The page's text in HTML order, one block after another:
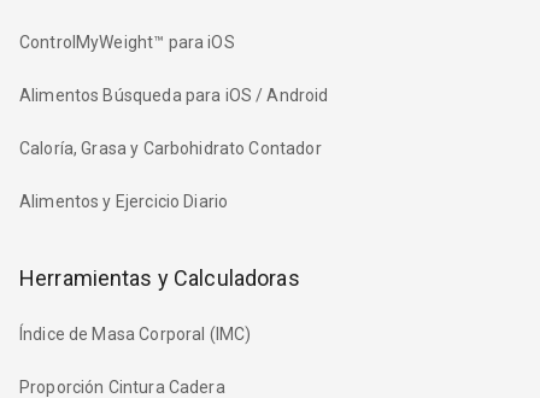
ControlMyWeight™ para iOS
Alimentos Búsqueda para iOS / Android
Caloría, Grasa y Carbohidrato Contador
Alimentos y Ejercicio Diario
Herramientas y Calculadoras
Índice de Masa Corporal (IMC)
Proporción Cintura Cadera